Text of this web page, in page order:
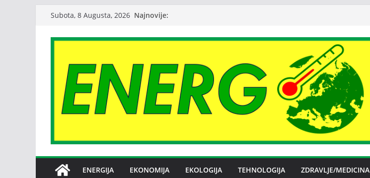
content
Subota, 8 Augusta, 2026 Najnovije:
ENERGIJA EKONOMIJA EKOLOGIJA TEHNOLOGIJA ZDRAVLJE/MEDICINA